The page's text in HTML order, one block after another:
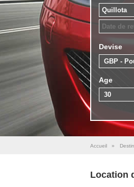
Devise
Age
Accueil »
Location